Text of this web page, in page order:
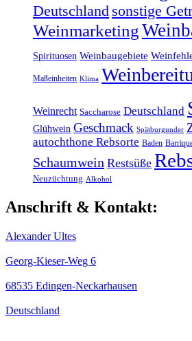
Deutschland sonstige
Weinmarketing
Spirituosen Weinbaugebiete
Maßeinheiten Klima
Weinrecht Saccharose Deutschland
Glühwein Geschmack Spätburgunder
autochthone Rebsorte Baden
Schaumwein Restsüße
Neuzüchtung Alkohol
Anschrift & Kontakt:
Alexander Ultes
Georg-Kieser-Weg 6
68535 Edingen-Neckarhausen
Deutschland